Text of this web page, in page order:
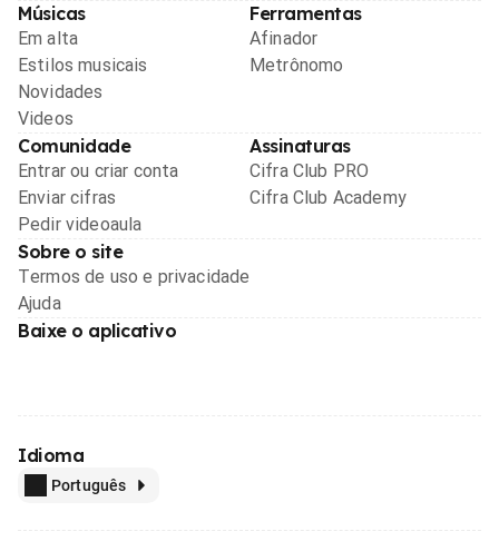
Músicas
Em alta
Estilos musicais
Novidades
Videos
Ferramentas
Afinador
Metrônomo
Comunidade
Entrar ou criar conta
Enviar cifras
Pedir videoaula
Assinaturas
Cifra Club PRO
Cifra Club Academy
Sobre o site
Termos de uso e privacidade
Ajuda
Baixe o aplicativo
Idioma
Português